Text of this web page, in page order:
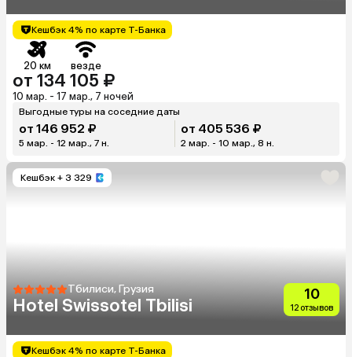
Кешбэк 4% по карте Т-Банка
20 км везде
от 134 105 ₽
10 мар. - 17 мар., 7 ночей
Выгодные туры на соседние даты
от 146 952 ₽
5 мар. - 12 мар., 7 н.
от 405 536 ₽
2 мар. - 10 мар., 8 н.
Кешбэк + 3 329
Тбилиси, Грузия
Hotel Swissotel Tbilisi
10
12 отзывов
Кешбэк 4% по карте Т-Банка